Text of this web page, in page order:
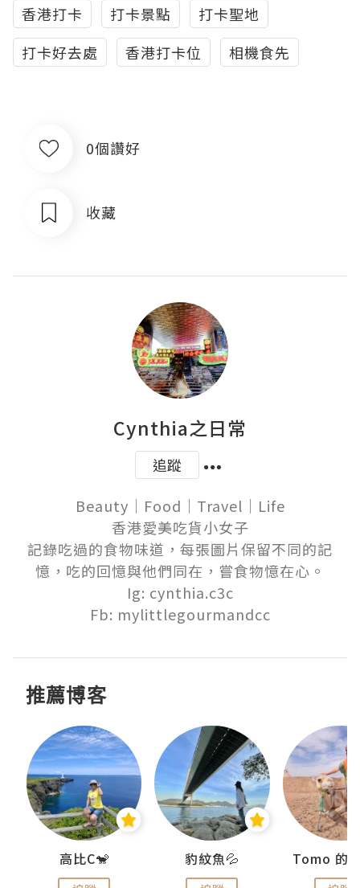
香港打卡
打卡景點
打卡聖地
打卡好去處
香港打卡位 相機食先
0個讚好
收藏
Cynthia之日常
追蹤
Beauty｜Food｜Travel｜Life
香港愛美吃貨小女子
記錄吃過的食物味道，每張圖片保留不同的記
憶，吃的回憶與他們同在，嘗食物憶在心。
Ig: cynthia.c3c
Fb: mylittlegourmandcc
推薦博客
高比C🐒 豹紋魚💦